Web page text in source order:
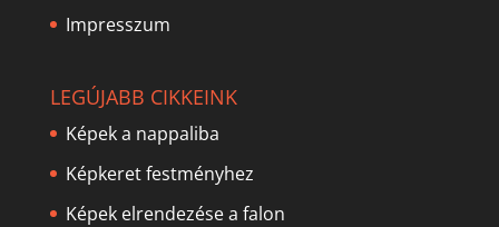
Impresszum
LEGÚJABB CIKKEINK
Képek a nappaliba
Képkeret festményhez
Képek elrendezése a falon